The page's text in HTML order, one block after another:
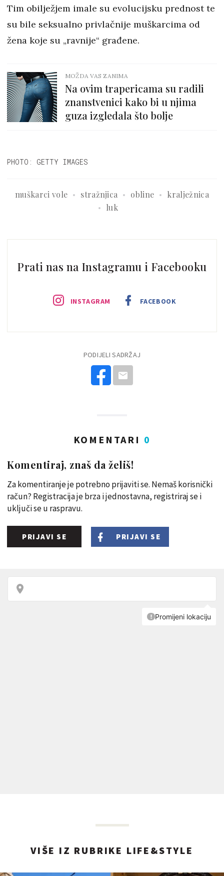
Tim obilježjem imale su evolucijsku prednost te
su bile seksualno privlačnije muškarcima od
žena koje su „ravnije“ građene.
MOŽDA VAS ZANIMA
Na ovim trapericama su radili
znanstvenici kako bi u njima
guza izgledala što bolje
PHOTO: GETTY IMAGES
muškarci vole stražnjica obline
kralježnica
luk
Prati nas na Instagramu i Facebooku
INSTAGRAM FACEBOOK
PODIJELI SADRŽAJ
KOMENTARI 0
Komentiraj, znaš da želiš!
Za komentiranje je potrebno prijaviti se. Nemaš korisnički
račun? Registracija je brza i jednostavna, registriraj se i
uključi se u raspravu.
PRIJAVI SE PRIJAVI SE
VIŠE IZ RUBRIKE LIFE&STYLE